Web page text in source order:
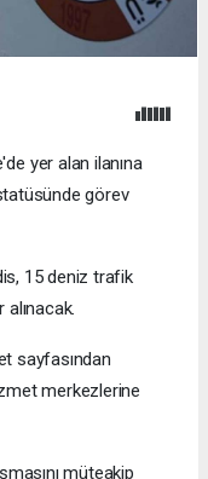
yer alan ilanına
görev
15 deniz trafik
sayfasından
merkezlerine
müteakip